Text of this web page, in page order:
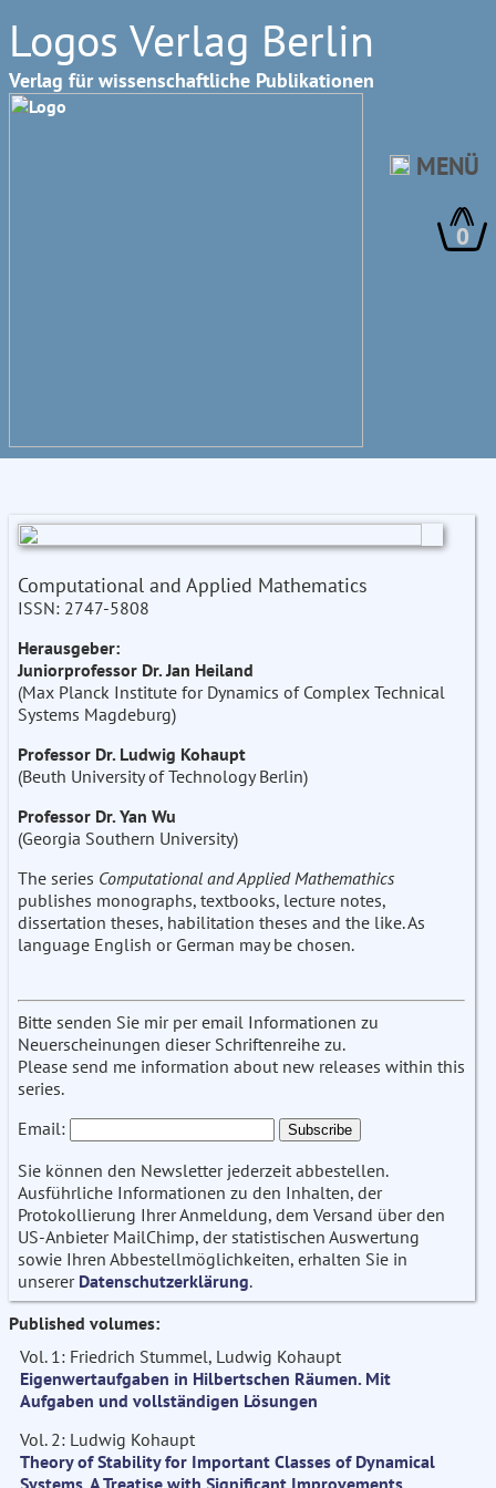
Logos Verlag Berlin
Verlag für wissenschaftliche Publikationen
0
MENÜ
Computational and Applied Mathematics
ISSN: 2747-5808
Herausgeber:
Juniorprofessor Dr. Jan Heiland
(Max Planck Institute for Dynamics of Complex Technical
Systems Magdeburg)
Professor Dr. Ludwig Kohaupt
(Beuth University of Technology Berlin)
Professor Dr. Yan Wu
(Georgia Southern University)
The series Computational and Applied Mathemathics
publishes monographs, textbooks, lecture notes,
dissertation theses, habilitation theses and the like. As
language English or German may be chosen.
Bitte senden Sie mir per email Informationen zu
Neuerscheinungen dieser Schriftenreihe zu.
Please send me information about new releases within this
series.
Email:
Sie können den Newsletter jederzeit abbestellen.
Ausführliche Informationen zu den Inhalten, der
Protokollierung Ihrer Anmeldung, dem Versand über den
US-Anbieter MailChimp, der statistischen Auswertung
sowie Ihren Abbestellmöglichkeiten, erhalten Sie in
unserer Datenschutzerklärung.
Published volumes:
Vol. 1: Friedrich Stummel, Ludwig Kohaupt
Eigenwertaufgaben in Hilbertschen Räumen. Mit
Aufgaben und vollständigen Lösungen
Vol. 2: Ludwig Kohaupt
Theory of Stability for Important Classes of Dynamical